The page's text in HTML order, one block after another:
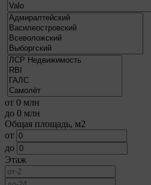
от 0 млн
до 0 млн
Общая площадь, м2
от
до
Этаж